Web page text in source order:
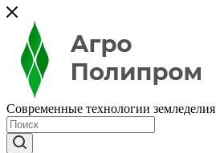
Современные технологии земледелия